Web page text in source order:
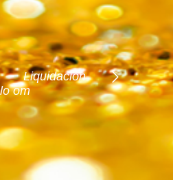
Liquidación
om